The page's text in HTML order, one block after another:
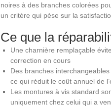
noires à des branches colorées
un critère qui pèse sur la
Ce que la
Une charnière remplaçable
correction en cours
Des branches
ce qui réduit le coût annuel de
Les montures à vis standard
uniquement chez celui qui a